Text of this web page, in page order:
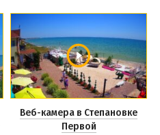
Веб-камера в Степановке
Первой